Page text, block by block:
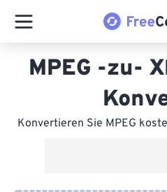
MPEG -zu-
Konvertieren Sie MPEG